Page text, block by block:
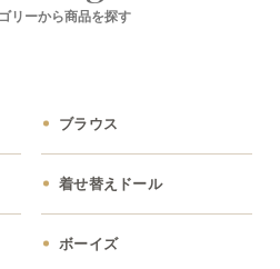
リーから商品を探す
ブラウス
着せ替えドール
ボーイズ